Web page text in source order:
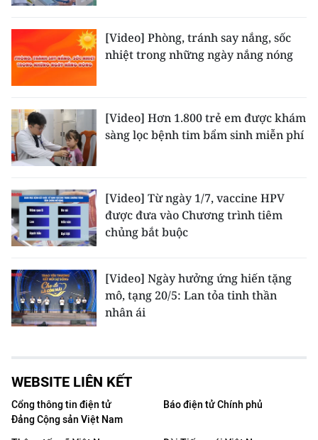
[Video] Phòng, tránh say nắng, sốc
nhiệt trong những ngày nắng nóng
[Video] Hơn 1.800 trẻ em được khám
sàng lọc bệnh tim bẩm sinh miễn phí
[Video] Từ ngày 1/7, vaccine HPV
được đưa vào Chương trình tiêm
chủng bắt buộc
[Video] Ngày hưởng ứng hiến tặng
mô, tạng 20/5: Lan tỏa tinh thần
nhân ái
WEBSITE LIÊN KẾT
Cổng thông tin điện tử
Đảng Cộng sản Việt Nam
Báo điện tử Chính phủ